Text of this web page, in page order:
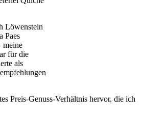
Löwenstein
Paes
meine
für die
als
Preis-Genuss-Verhältnis hervor, die ich